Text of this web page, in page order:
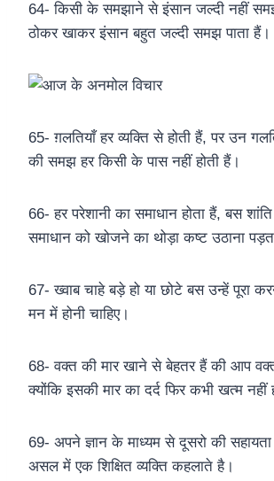
64- किसी के समझाने से इंसान जल्दी नहीं
ठोकर खाकर इंसान बहुत जल्दी समझ पाता हैं।
65- ग़लतियाँ हर व्यक्ति से होती हैं, पर उन
की समझ हर किसी के पास नहीं होती हैं।
66- हर परेशानी का समाधान होता हैं, बस शांति
समाधान को खोजने का थोड़ा कष्ट उठाना
67- ख्वाब चाहे बड़े हो या छोटे बस उन्हें पूरा
मन में होनी चाहिए।
68- वक्त की मार खाने से बेहतर हैं की आप
क्योंकि इसकी मार का दर्द फिर कभी खत्म नहीं
69- अपने ज्ञान के माध्यम से दूसरो की
असल में एक शिक्षित व्यक्ति कहलाते है।